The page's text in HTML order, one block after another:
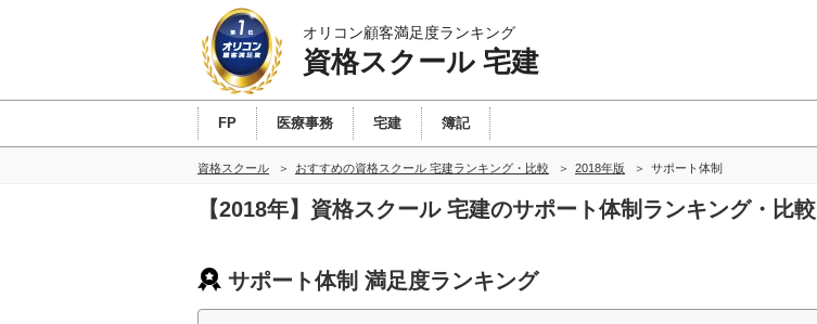
オリコン顧客満足度ランキング
資格スクール 宅建
FP 医療事務 宅建 簿記
資格スクール おすすめの資格スクール 宅建ランキング・比較 2018年版 サポート体制
【2018年】資格スクール 宅建のサポート体制ランキング・比較
サポート体制 満足度ランキング